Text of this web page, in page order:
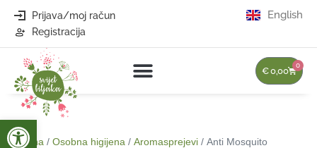
Prijava/moj račun
Registracija
English
€0,00
0
Početna / Osobna higijena / Aromasprejevi / Anti Mosquito
Open toolbar